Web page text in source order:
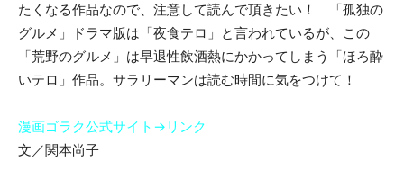
たくなる作品なので、注意して読んで頂きたい！ 「孤独の
グルメ」ドラマ版は「夜食テロ」と言われているが、この
「荒野のグルメ」は早退性飲酒熱にかかってしまう「ほろ酔
いテロ」作品。サラリーマンは読む時間に気をつけて！
漫画ゴラク公式サイト→リンク
文／関本尚子